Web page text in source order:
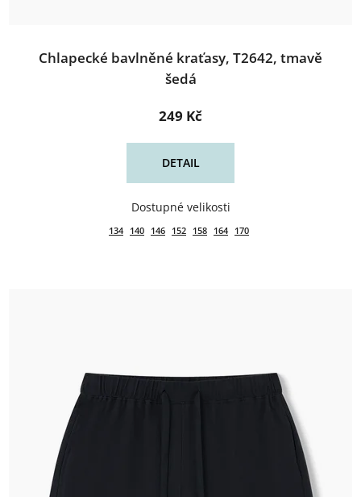
Chlapecké bavlněné kraťasy, T2642, tmavě
šedá
249 Kč
DETAIL
134 140 146 152 158 164 170